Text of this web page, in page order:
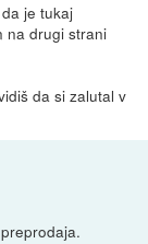
je tukaj
na drugi strani
da si zalutal v